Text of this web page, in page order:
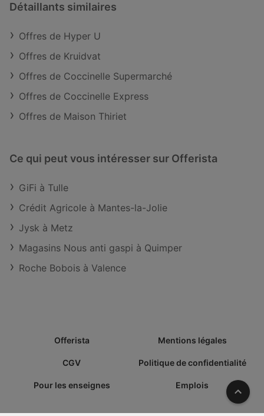
Détaillants similaires
Offres de Hyper U
Offres de Kruidvat
Offres de Coccinelle Supermarché
Offres de Coccinelle Express
Offres de Maison Thiriet
Ce qui peut vous intéresser sur Offerista
GiFi à Tulle
Crédit Agricole à Mantes-la-Jolie
Jysk à Metz
Magasins Nous anti gaspi à Quimper
Roche Bobois à Valence
Offerista Mentions légales
CGV Politique de confidentialité
Pour les enseignes Emplois Vers